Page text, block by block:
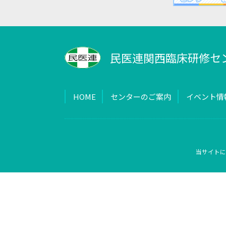
民医連関西臨床研修セ
HOME センターのご案内 イベント情
当サイト